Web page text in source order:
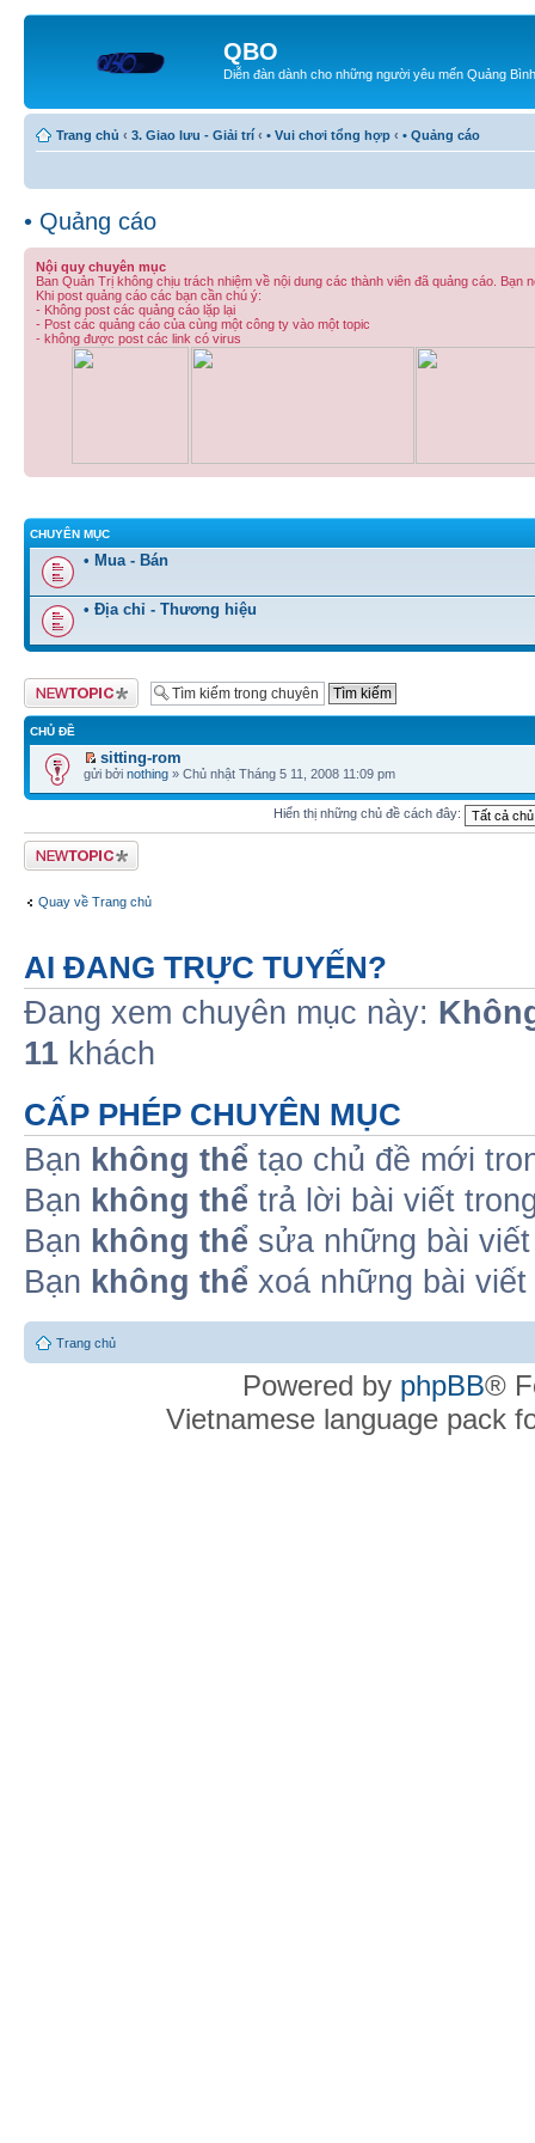
QBO
Diễn đàn dành cho những người yêu mến Quảng Bình
Trang chủ ‹ 3. Giao lưu - Giải trí ‹ • Vui chơi tổng hợp ‹ • Quảng cáo
• Quảng cáo
Nội quy chuyên mục
Ban Quản Trị không chịu trách nhiệm về nội dung các thành viên đã quảng cáo.
Khi post quảng cáo các bạn cần chú ý:
- Không post các quảng cáo lặp lại
- Post các quảng cáo của cùng một công ty vào một topic
- không được post các link có virus
CHUYÊN MỤC
• Mua - Bán
• Địa chỉ - Thương hiệu
Tạo chủ đề mới
CHỦ ĐỀ
sitting-rom
gửi bởi nothing » Chủ nhật Tháng 5 11, 2008 11:09 pm
Hiển thị những chủ đề cách đây:
Tạo chủ đề mới
Quay về Trang chủ
AI ĐANG TRỰC TUYẾN?
Đang xem chuyên mục này:
11 khách
CẤP PHÉP CHUYÊN MỤC
Bạn không thể tạo chủ đề mới
Bạn không thể trả lời bài viết
Bạn không thể sửa những bài
Bạn không thể xoá những bài
Trang chủ
Powered by phpBB®
Vietnamese language pack